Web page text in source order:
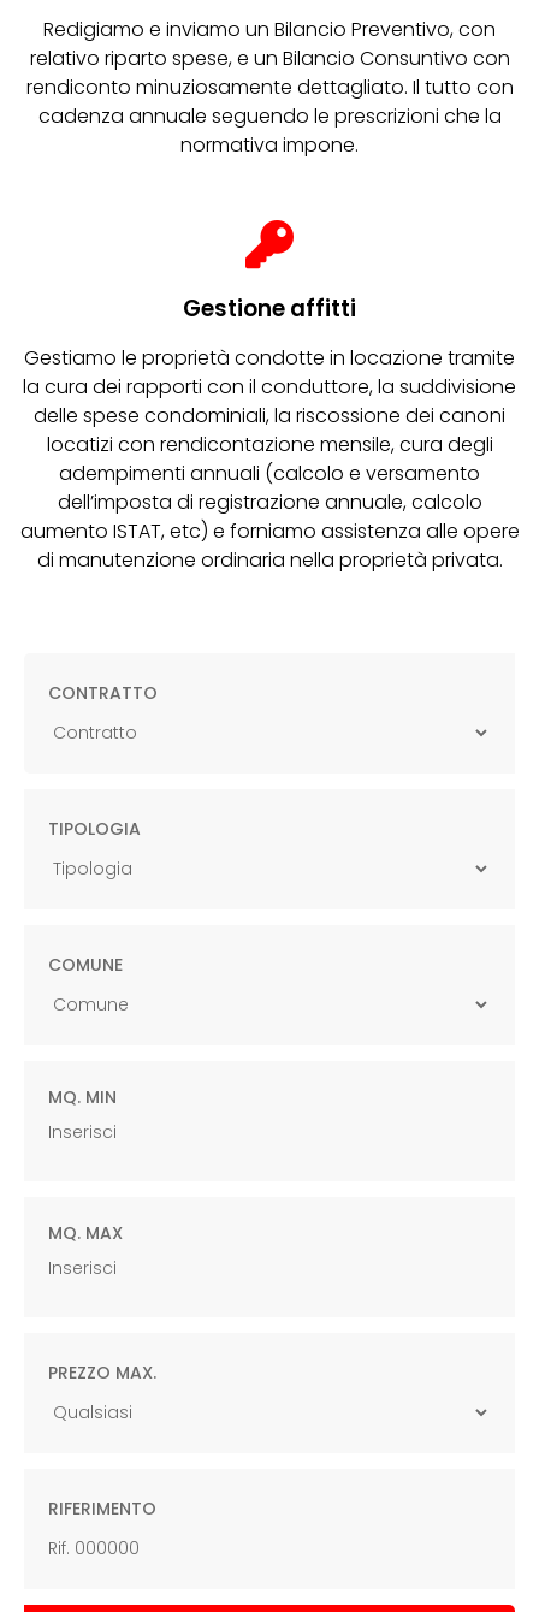
Redigiamo e inviamo un Bilancio Preventivo, con
relativo riparto spese, e un Bilancio Consuntivo con
rendiconto minuziosamente dettagliato. Il tutto con
cadenza annuale seguendo le prescrizioni che la
normativa impone.
Gestione affitti
Gestiamo le proprietà condotte in locazione tramite
la cura dei rapporti con il conduttore, la suddivisione
delle spese condominiali, la riscossione dei canoni
locatizi con rendicontazione mensile, cura degli
adempimenti annuali (calcolo e versamento
dell’imposta di registrazione annuale, calcolo
aumento ISTAT, etc) e forniamo assistenza alle opere
di manutenzione ordinaria nella proprietà privata.
CONTRATTO
TIPOLOGIA
COMUNE
MQ. MIN
MQ. MAX
PREZZO MAX.
RIFERIMENTO